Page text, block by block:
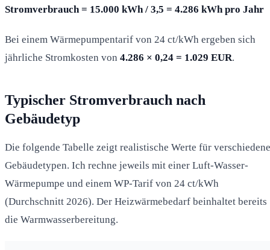
Stromverbrauch = 15.000 kWh / 3,5 = 4.286 kWh pro Jahr
Bei einem Wärmepumpentarif von 24 ct/kWh ergeben sich
jährliche Stromkosten von 4.286 × 0,24 = 1.029 EUR.
Typischer Stromverbrauch nach
Gebäudetyp
Die folgende Tabelle zeigt realistische Werte für verschiedene
Gebäudetypen. Ich rechne jeweils mit einer Luft-Wasser-
Wärmepumpe und einem WP-Tarif von 24 ct/kWh
(Durchschnitt 2026). Der Heizwärmebedarf beinhaltet bereits
die Warmwasserbereitung.